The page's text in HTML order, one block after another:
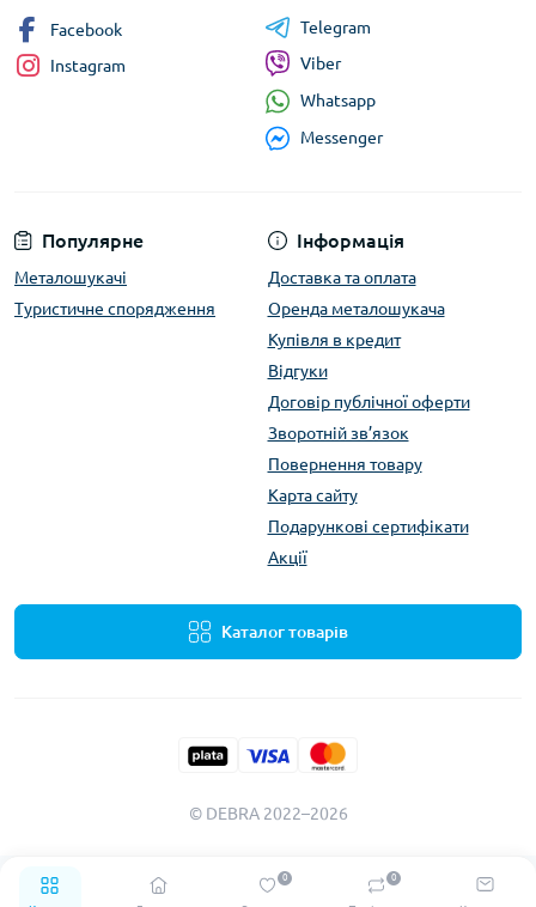
0 0
Популярне
Металошукачі
Туристичне спорядження
Інформація
Доставка та оплата
Оренда металошукача
Купівля в кредит
Відгуки
Договір публічної оферти
Зворотній зв’язок
Повернення товару
Карта сайту
Подарункові сертифікати
Акції
Каталог товарів
Facebook
Instagram
Telegram
Viber
Whatsapp
Messenger
© DEBRA 2022–2026